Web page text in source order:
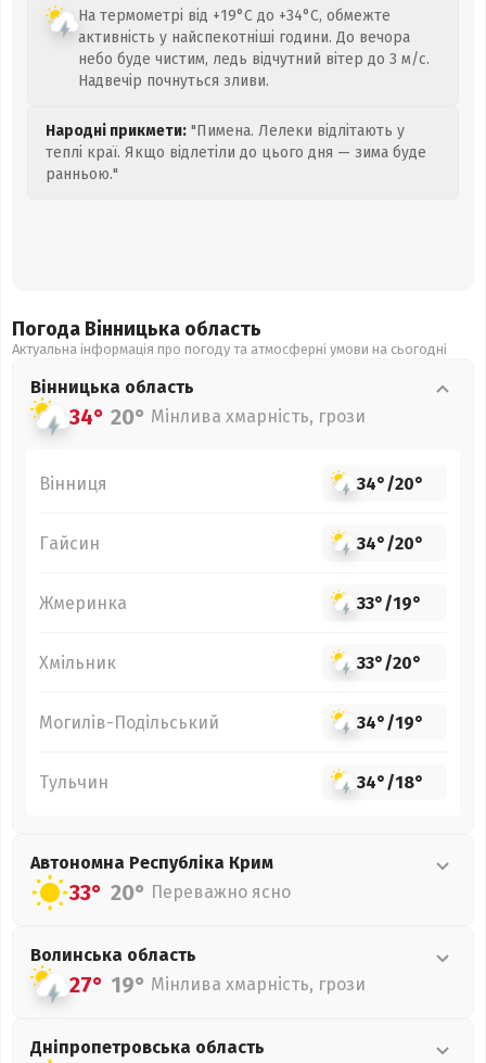
На термометрі від +19°C до +34°C, обмежте
активність у найспекотніші години. До вечора
небо буде чистим, ледь відчутний вітер до 3 м/с.
Надвечір почнуться зливи.
Народні прикмети: "Пимена. Лелеки відлітають у
теплі краї. Якщо відлетіли до цього дня — зима буде
ранньою."
Погода Вінницька область
Актуальна інформація про погоду та атмосферні умови на сьогодні
Вінницька область
34° 20° Мінлива хмарність, грози
Вінниця 34°/20°
Гайсин 34°/20°
Жмеринка 33°/19°
Хмільник 33°/20°
Могилів-Подільський 34°/19°
Тульчин 34°/18°
Автономна Республіка Крим
33° 20° Переважно ясно
Волинська область
27° 19° Мінлива хмарність, грози
Дніпропетровська область